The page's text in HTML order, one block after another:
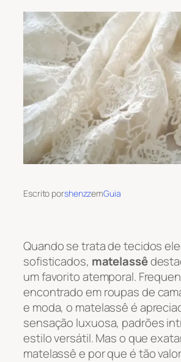
Escrito porshenzzemGuia
Quando se trata de tecidos
sofisticados, matelassê
um favorito atemporal.
encontrado em roupas de
e moda, o matelassê é
sensação luxuosa, padrões
estilo versátil. Mas o que
matelassê e por que é tão